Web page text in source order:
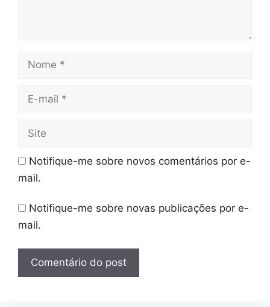
mail
Notifique-me sobre novos comentários por e-
mail.
Notifique-me sobre novas publicações por e-
mail.